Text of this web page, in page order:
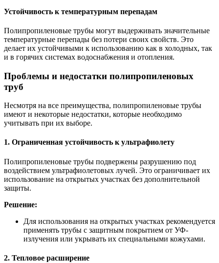
Устойчивость к температурным перепадам
Полипропиленовые трубы могут выдерживать значительные
температурные перепады без потери своих свойств. Это
делает их устойчивыми к использованию как в холодных, так
и в горячих системах водоснабжения и отопления.
Проблемы и недостатки полипропиленовых
труб
Несмотря на все преимущества, полипропиленовые трубы
имеют и некоторые недостатки, которые необходимо
учитывать при их выборе.
1. Ограниченная устойчивость к ультрафиолету
Полипропиленовые трубы подвержены разрушению под
воздействием ультрафиолетовых лучей. Это ограничивает их
использование на открытых участках без дополнительной
защиты.
Решение:
Для использования на открытых участках рекомендуется
применять трубы с защитным покрытием от УФ-
излучения или укрывать их специальными кожухами.
2. Тепловое расширение